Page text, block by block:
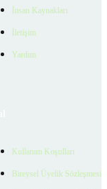
İnsan Kaynakları
İletişim
Yardım
Kullanım Koşulları
Bireysel Üyelik Sözleşmesi